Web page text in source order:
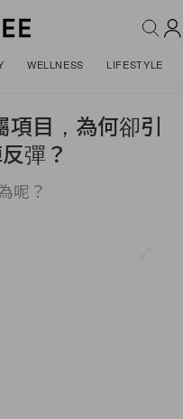
WELLNESS LIFESTYLE
項目，為何卻引
彈？
呢？